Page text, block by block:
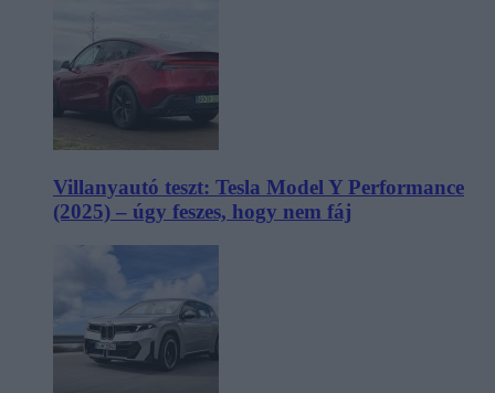
Villanyautó teszt: Tesla Model Y Performance
(2025) – úgy feszes, hogy nem fáj